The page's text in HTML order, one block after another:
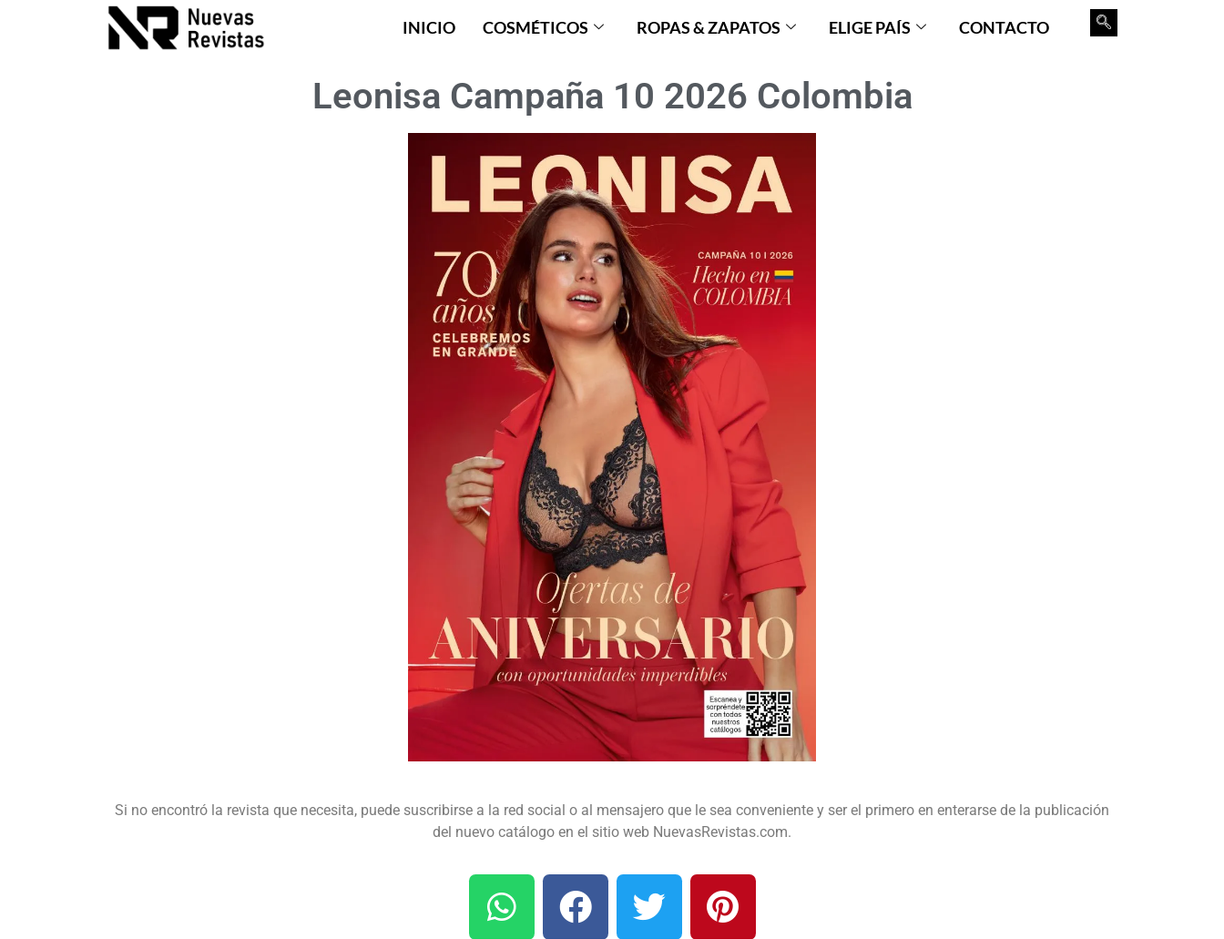
INICIO COSMÉTICOS ROPAS & ZAPATOS ELIGE PAÍS CONTACTO
Leonisa Campaña 10 2026 Colombia
Si no encontró la revista que necesita, puede suscribirse a la red social o al mensajero que le sea conveniente y ser el primero en enterarse de la publicación
del nuevo catálogo en el sitio web NuevasRevistas.com.